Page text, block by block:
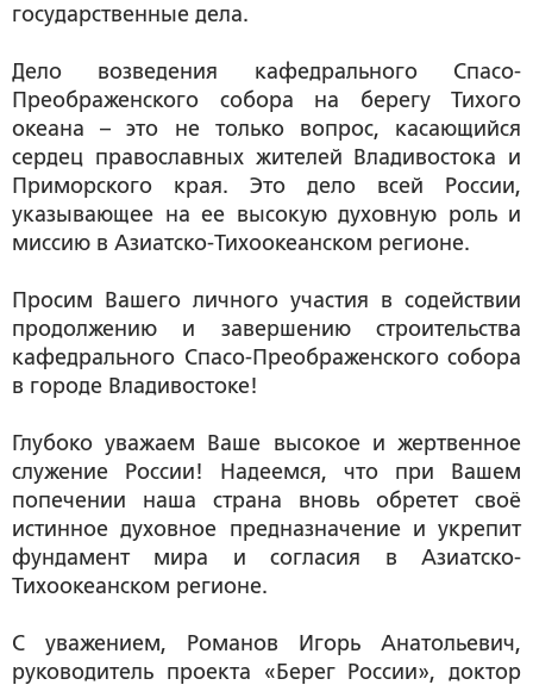
государственные дела.
Дело возведения кафедрального Спасо-
Преображенского собора на берегу Тихого
океана – это не только вопрос, касающийся
сердец православных жителей Владивостока и
Приморского края. Это дело всей России,
указывающее на ее высокую духовную роль и
миссию в Азиатско-Тихоокеанском регионе.
Просим Вашего личного участия в содействии
продолжению и завершению строительства
кафедрального Спасо-Преображенского собора
в городе Владивостоке!
Глубоко уважаем Ваше высокое и жертвенное
служение России! Надеемся, что при Вашем
попечении наша страна вновь обретет своё
истинное духовное предназначение и укрепит
фундамент мира и согласия в Азиатско-
Тихоокеанском регионе.
С уважением, Романов Игорь Анатольевич,
руководитель проекта «Берег России», доктор